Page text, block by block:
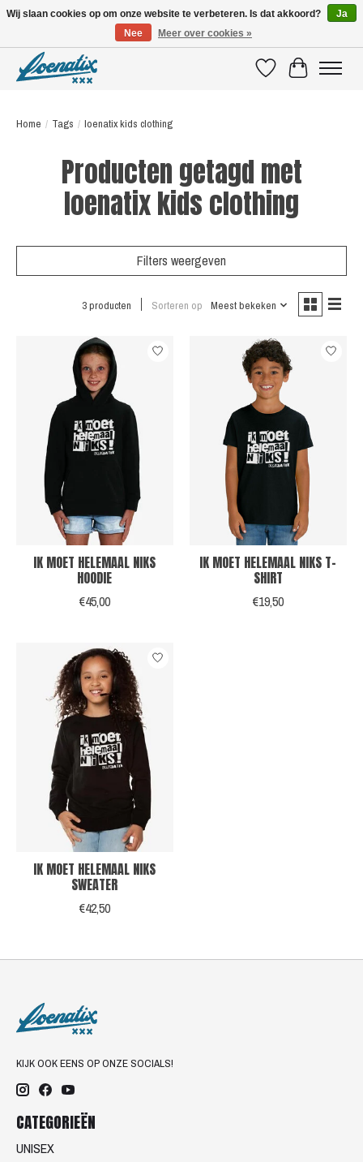
VerlanglijstWinkelwagen
Home / Tags / loenatix kids clothing
Producten getagd met
loenatix kids clothing
Filters weergeven
3 producten Sorteren op Meest bekeken
IK MOET HELEMAAL NIKS
HOODIE
€45,00
IK MOET HELEMAAL NIKS T-
SHIRT
€19,50
IK MOET HELEMAAL NIKS
SWEATER
€42,50
KIJK OOK EENS OP ONZE SOCIALS!
CATEGORIEËN
UNISEX
Wij slaan cookies op om onze website te verbeteren. Is dat akkoord?
Ja
Nee
Meer over cookies »